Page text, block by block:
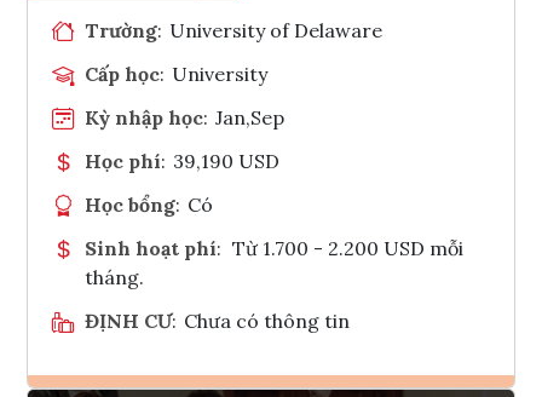
Trường: University of Delaware
Cấp học: University
Kỳ nhập học: Jan,Sep
Học phí: 39,190 USD
Học bổng: Có
Sinh hoạt phí: Từ 1.700 - 2.200 USD mỗi
tháng.
ĐỊNH CƯ: Chưa có thông tin